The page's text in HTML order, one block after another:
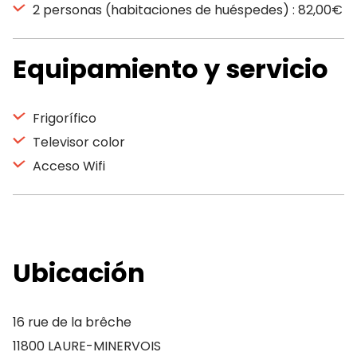
2 personas (habitaciones de huéspedes) : 82,00€
Equipamiento y servicio
Frigorífico
Televisor color
Acceso Wifi
Ubicación
16 rue de la brêche
11800 LAURE-MINERVOIS